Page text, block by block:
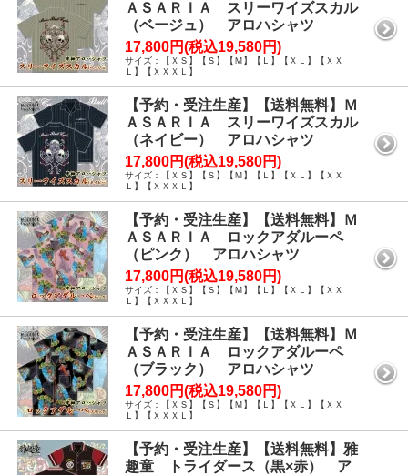
ＡＳＡＲＩＡ スリーワイズスカル
（ベージュ） アロハシャツ
17,800円(税込19,580円)
サイズ：【ＸＳ】【Ｓ】【Ｍ】【Ｌ】【ＸＬ】【ＸＸ
Ｌ】【ＸＸＸＬ】
【予約・受注生産】【送料無料】Ｍ
ＡＳＡＲＩＡ スリーワイズスカル
（ネイビー） アロハシャツ
17,800円(税込19,580円)
サイズ：【ＸＳ】【Ｓ】【Ｍ】【Ｌ】【ＸＬ】【ＸＸ
Ｌ】【ＸＸＸＬ】
【予約・受注生産】【送料無料】Ｍ
ＡＳＡＲＩＡ ロックアダルーペ
（ピンク） アロハシャツ
17,800円(税込19,580円)
サイズ：【ＸＳ】【Ｓ】【Ｍ】【Ｌ】【ＸＬ】【ＸＸ
Ｌ】【ＸＸＸＬ】
【予約・受注生産】【送料無料】Ｍ
ＡＳＡＲＩＡ ロックアダルーペ
（ブラック） アロハシャツ
17,800円(税込19,580円)
サイズ：【ＸＳ】【Ｓ】【Ｍ】【Ｌ】【ＸＬ】【ＸＸ
Ｌ】【ＸＸＸＬ】
【予約・受注生産】【送料無料】雅
趣童 トライダース（黒×赤） ア